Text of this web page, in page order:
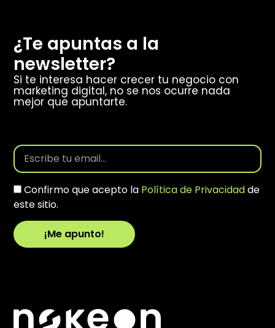
¿Te apuntas a la
newsletter?
Si te interesa hacer crecer tu negocio con
marketing digital, no se nos ocurre nada
mejor que apuntarte.
Confirmo que acepto la Política de Privacidadde
este sitio.
¡Me apunto!